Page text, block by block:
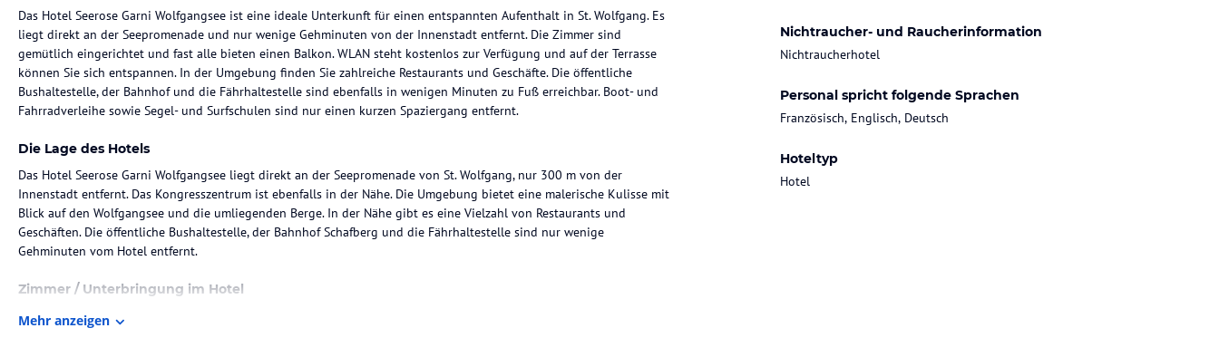
Nichtraucher- und Raucherinformation
Nichtraucherhotel
Personal spricht folgende Sprachen
Französisch, Englisch, Deutsch
Hoteltyp
Hotel
Das Hotel Seerose Garni Wolfgangsee ist eine ideale Unterkunft für einen entspannten Aufenthalt in St. Wolfgang. Es
liegt direkt an der Seepromenade und nur wenige Gehminuten von der Innenstadt entfernt. Die Zimmer sind
gemütlich eingerichtet und fast alle bieten einen Balkon. WLAN steht kostenlos zur Verfügung und auf der Terrasse
können Sie sich entspannen. In der Umgebung finden Sie zahlreiche Restaurants und Geschäfte. Die öffentliche
Bushaltestelle, der Bahnhof und die Fährhaltestelle sind ebenfalls in wenigen Minuten zu Fuß erreichbar. Boot- und
Fahrradverleihe sowie Segel- und Surfschulen sind nur einen kurzen Spaziergang entfernt.
Die Lage des Hotels
Das Hotel Seerose Garni Wolfgangsee liegt direkt an der Seepromenade von St. Wolfgang, nur 300 m von der
Innenstadt entfernt. Das Kongresszentrum ist ebenfalls in der Nähe. Die Umgebung bietet eine malerische Kulisse mit
Blick auf den Wolfgangsee und die umliegenden Berge. In der Nähe gibt es eine Vielzahl von Restaurants und
Geschäften. Die öffentliche Bushaltestelle, der Bahnhof Schafberg und die Fährhaltestelle sind nur wenige
Gehminuten vom Hotel entfernt.
Zimmer / Unterbringung im Hotel
Das Hotel Seerose Garni Wolfgangsee verfügt über 25 Zimmer, die alle gemütlich eingerichtet sind. Die meisten
Mehr anzeigen